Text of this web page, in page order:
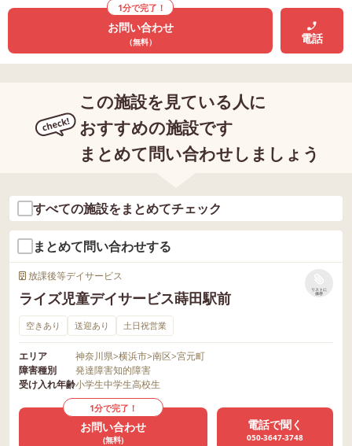
1分で完了！
お問い合わせ
（無料） 電話
この施設を見ている人に
おすすめの施設です
まとめて問い合わせしましょう
すべての施設をまとめてチェック
まとめて問い合わせする
放課後等デイサービス
ライズ児童デイサービス蒔田駅前
リストに
保存
空きあり 送迎あり 土日祝営業
エリア 神奈川県>横浜市>南区>宮元町
障害種別
発達障害知的障害
受け入れ年齢小学生中学生高校生
1分で完了！
お問い合わせ
(無料)
電話で聞く
050-3647-3748